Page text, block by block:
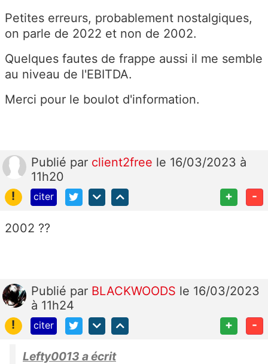
Petites erreurs, probablement nostalgiques,
on parle de 2022 et non de 2002.
Quelques fautes de frappe aussi il me semble
au niveau de l'EBITDA.
Merci pour le boulot d'information.
Publié par client2free le 16/03/2023 à
11h20
!
citer + -
2002 ??
Publié par BLACKWOODS le 16/03/2023
à 11h24
!
citer + -
Lefty0013 a écrit